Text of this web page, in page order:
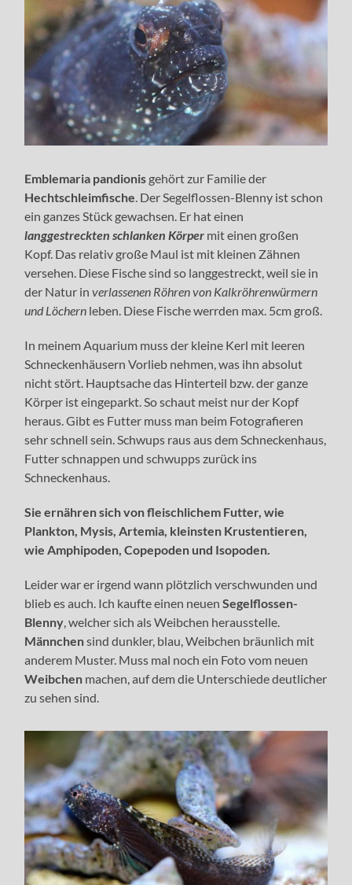
Emblemaria pandionis gehört zur Familie der
Hechtschleimfische. Der Segelflossen-Blenny ist schon
ein ganzes Stück gewachsen. Er hat einen
langgestreckten schlanken Körper mit einen großen
Kopf. Das relativ große Maul ist mit kleinen Zähnen
versehen. Diese Fische sind so langgestreckt, weil sie in
der Natur inverlassenen Röhren von Kalkröhrenwürmern
und Löchern leben. Diese Fische werrden max. 5cm groß.
In meinem Aquarium muss der kleine Kerl mit leeren
Schneckenhäusern Vorlieb nehmen, was ihn absolut
nicht stört. Hauptsache das Hinterteil bzw. der ganze
Körper ist eingeparkt. So schaut meist nur der Kopf
heraus. Gibt es Futter muss man beim Fotografieren
sehr schnell sein. Schwups raus aus dem Schneckenhaus,
Futter schnappen und schwupps zurück ins
Schneckenhaus.
Sie ernähren sich von fleischlichem Futter, wie
Plankton, Mysis, Artemia, kleinsten Krustentieren,
wie Amphipoden, Copepoden und Isopoden.
Leider war er irgend wann plötzlich verschwunden und
blieb es auch. Ich kaufte einen neuenSegelflossen-
Blenny, welcher sich als Weibchen herausstelle.
Männchensind dunkler, blau, Weibchen bräunlich mit
anderem Muster. Muss mal noch ein Foto vom neuen
Weibchen machen, auf dem die Unterschiede deutlicher
zu sehen sind.